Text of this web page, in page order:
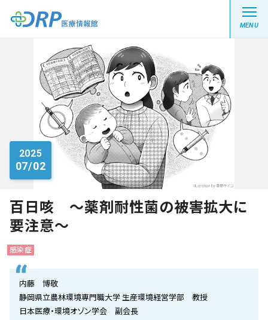
MENU
最新の注目記事
栄養健康レシピ
医療系学生記事
健康川柳
DRP医療情報館とは?
会社概要
お知らせ
2025
07/02
百日咳 ～薬剤耐性菌の被害拡大に
要注意～
感染症
内藤 博敬
静岡県立農林環境専門職大学 生産環境経営学部 教授
日本医療・環境オゾン学会 副会長